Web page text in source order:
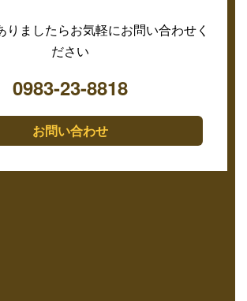
りましたらお気軽にお問い合わせく
ださい
0983-23-8818
お問い合わせ